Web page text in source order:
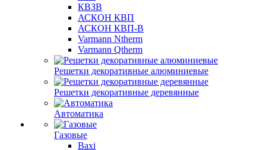
КВЗВ
АСКОН КВП
АСКОН КВП-В
Varmann Ntherm
Varmann Qtherm
Решетки декоративные алюминиевые
Решетки декоративные деревянные
Автоматика
Газовые
Baxi